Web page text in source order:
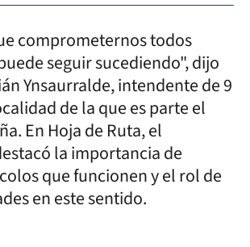
comprometernos todos
seguir sucediendo", dijo
Ynsaurralde, intendente de 9
de la que es parte el
En Hoja de Ruta, el
la importancia de
que funcionen y el rol de
en este sentido.